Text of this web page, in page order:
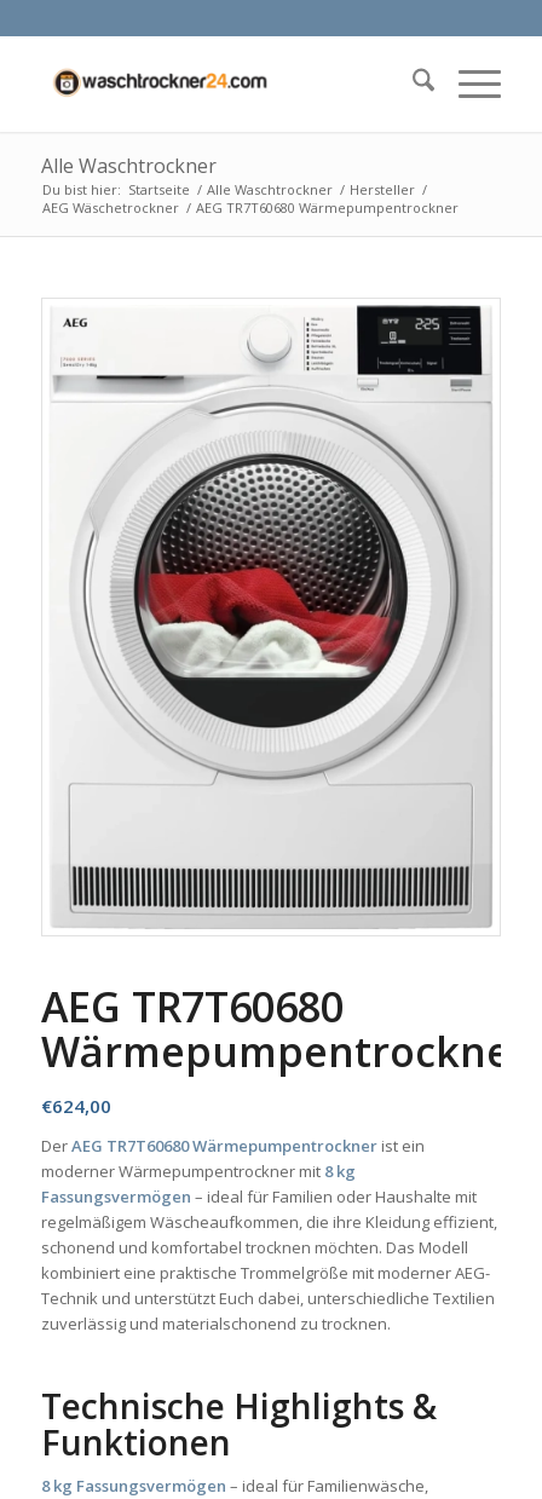
Alle Waschtrockner
Du bist hier: Startseite / Alle Waschtrockner / Hersteller /
AEG Wäschetrockner / AEG TR7T60680 Wärmepumpentrockner
AEG TR7T60680
Wärmepumpentrockner
€624,00
DerAEG TR7T60680 Wärmepumpentrocknerist ein
moderner Wärmepumpentrockner mit 8 kg
Fassungsvermögen – ideal für Familien oder Haushalte mit
regelmäßigem Wäscheaufkommen, die ihre Kleidung effizient,
schonend und komfortabel trocknen möchten. Das Modell
kombiniert eine praktische Trommelgröße mit moderner AEG-
Technik und unterstützt Euch dabei, unterschiedliche Textilien
zuverlässig und materialschonend zu trocknen.
Technische Highlights &
Funktionen
8 kg Fassungsvermögen – ideal für Familienwäsche,